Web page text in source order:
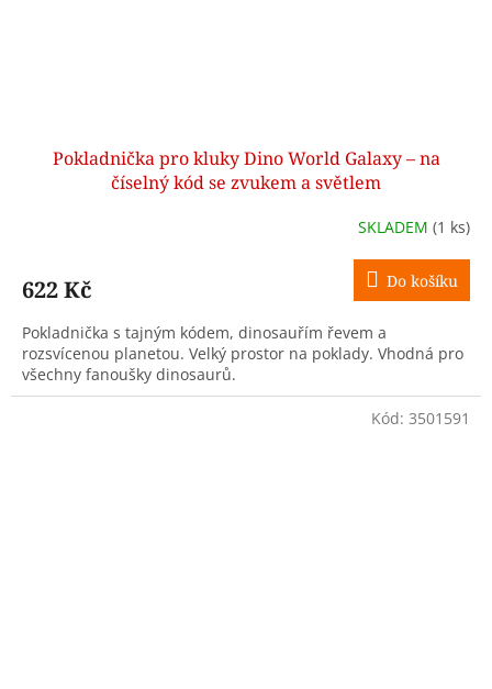
Pokladnička pro kluky Dino World Galaxy – na
číselný kód se zvukem a světlem
SKLADEM (1 ks)
622 Kč Do košíku
Pokladnička s tajným kódem, dinosauřím řevem a
rozsvícenou planetou. Velký prostor na poklady. Vhodná pro
všechny fanoušky dinosaurů.
Kód: 3501591